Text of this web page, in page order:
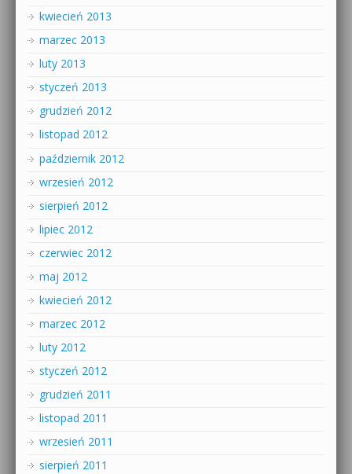
kwiecień 2013
marzec 2013
luty 2013
styczeń 2013
grudzień 2012
listopad 2012
październik 2012
wrzesień 2012
sierpień 2012
lipiec 2012
czerwiec 2012
maj 2012
kwiecień 2012
marzec 2012
luty 2012
styczeń 2012
grudzień 2011
listopad 2011
wrzesień 2011
sierpień 2011